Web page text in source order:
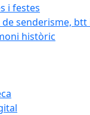
i festes
de senderisme,
històric